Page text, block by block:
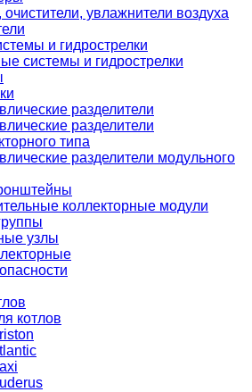
увлажнители воздуха
и гидрострелки
системы и гидрострелки
разделители
разделители
типа
разделители модульного
коллекторные модули
узлы
котлов